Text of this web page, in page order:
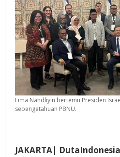
Lima Nahdliyin bertemu Presiden
sepengetahuan PBNU.
JAKARTA|